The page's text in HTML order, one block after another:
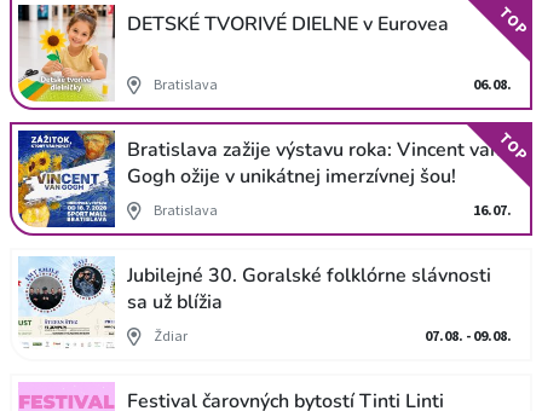
DETSKÉ TVORIVÉ DIELNE v Eurovea
Bratislava 06.08.
TOP
Bratislava zažije výstavu roka: Vincent van
Gogh ožije v unikátnej imerzívnej šou!
Bratislava 16.07.
TOP
Jubilejné 30. Goralské folklórne slávnosti
sa už blížia
Ždiar 07.08. - 09.08.
Festival čarovných bytostí Tinti Linti